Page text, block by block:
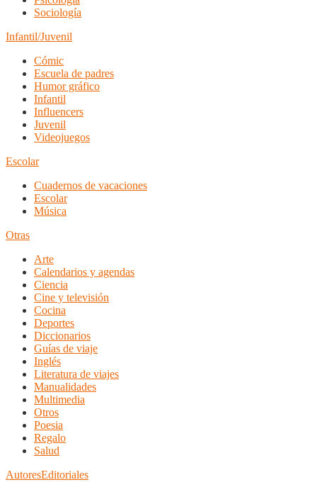
Sociología
Infantil/Juvenil
Cómic
Escuela de padres
Humor gráfico
Infantil
Influencers
Juvenil
Videojuegos
Escolar
Cuadernos de vacaciones
Escolar
Música
Otras
Arte
Calendarios y agendas
Ciencia
Cine y televisión
Cocina
Deportes
Diccionarios
Guías de viaje
Inglés
Literatura de viajes
Manualidades
Multimedia
Otros
Poesia
Regalo
Salud
AutoresEditoriales